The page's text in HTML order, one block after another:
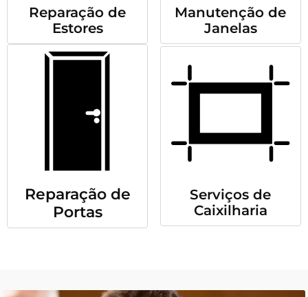
Reparação de
Estores
Manutenção de
Janelas
Reparação de
Portas
Serviços de
Caixilharia